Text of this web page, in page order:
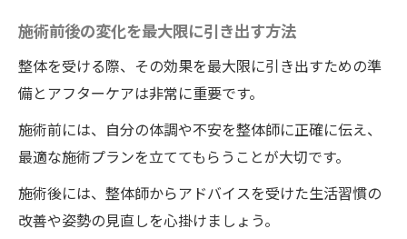
施術前後の変化を最大限に引き出す方法
整体を受ける際、その効果を最大限に引き出すための準
備とアフターケアは非常に重要です。
施術前には、自分の体調や不安を整体師に正確に伝え、
最適な施術プランを立ててもらうことが大切です。
施術後には、整体師からアドバイスを受けた生活習慣の
改善や姿勢の見直しを心掛けましょう。